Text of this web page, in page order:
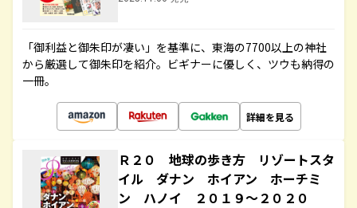
「御利益と御朱印が凄い」を基準に、東海の7700以上の神社
から厳選して御朱印を紹介。ビギナーに優しく、ツウも納得の
一冊。
詳細を見る
Ｒ２０ 地球の歩き方 リゾートスタ
イル ダナン ホイアン ホーチミ
ン ハノイ ２０１９～２０２０